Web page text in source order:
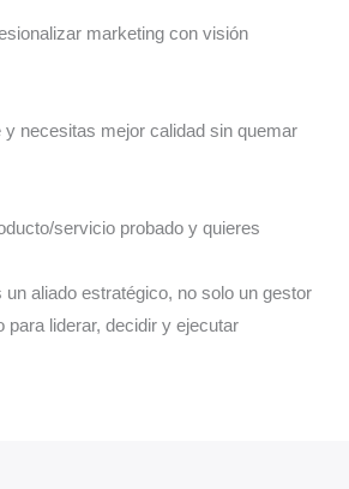
marketing con visión
y necesitas mejor calidad sin quemar
servicio probado y quieres
un aliado estratégico, no solo un gestor
para liderar, decidir y ejecutar